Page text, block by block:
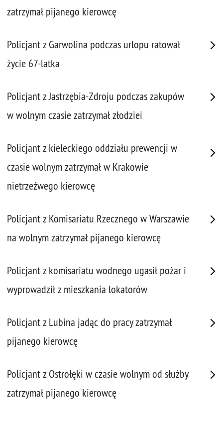
zatrzymał pijanego kierowcę
Policjant z Garwolina podczas urlopu ratował
życie 67-latka
Policjant z Jastrzębia-Zdroju podczas zakupów
w wolnym czasie zatrzymał złodziei
Policjant z kieleckiego oddziału prewencji w
czasie wolnym zatrzymał w Krakowie
nietrzeźwego kierowcę
Policjant z Komisariatu Rzecznego w Warszawie
na wolnym zatrzymał pijanego kierowcę
Policjant z komisariatu wodnego ugasił pożar i
wyprowadził z mieszkania lokatorów
Policjant z Lubina jadąc do pracy zatrzymał
pijanego kierowcę
Policjant z Ostrołęki w czasie wolnym od służby
zatrzymał pijanego kierowcę